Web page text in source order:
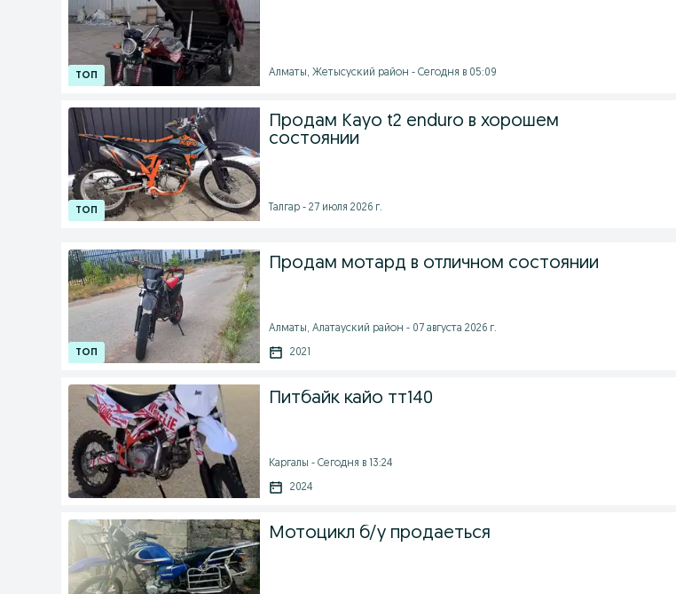
Алматы, Жетысуский район - Сегодня в 05:09
Продам Kayo t2 enduro в хорошем
состоянии
Талгар - 27 июля 2026 г.
Продам мотард в отличном состоянии
Алматы, Алатауский район - 07 августа 2026 г.
2021
Питбайк кайо тт140
Каргалы - Сегодня в 13:24
2024
Мотоцикл б/у продаеться